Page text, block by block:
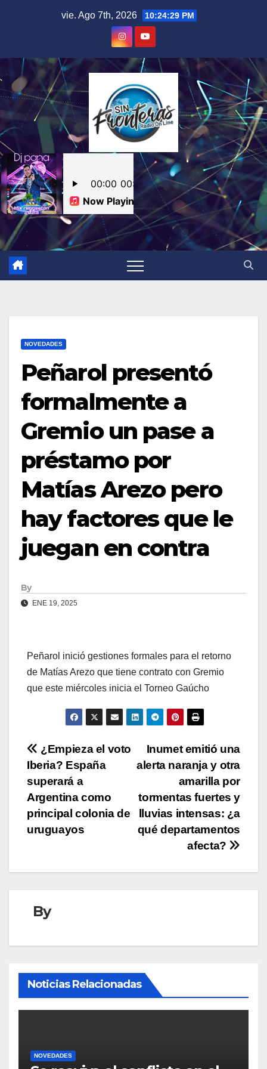
vie. Ago 7th, 2026 10:24:30 PM
NOVEDADES
Peñarol presentó
formalmente a
Gremio un pase a
préstamo por
Matías Arezo pero
hay factores que le
juegan en contra
By
ENE 19, 2025
Peñarol inició gestiones formales para el retorno
de Matías Arezo que tiene contrato con Gremio
que este miércoles inicia el Torneo Gaúcho
Navegación
de
entradas
Inumet emitió una
alerta naranja y otra
amarilla por
tormentas fuertes y
lluvias intensas: ¿a
qué departamentos
afecta?
¿Empieza el voto
Iberia? España
superará a
Argentina como
principal colonia de
uruguayos
By
Noticias Relacionadas
NOVEDADES